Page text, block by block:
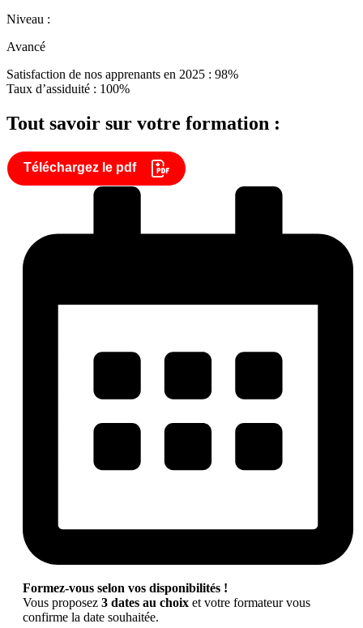
Niveau :
Avancé
Satisfaction de nos apprenants en 2025 : 98%
Taux d’assiduité : 100%
Tout savoir sur votre formation :
Téléchargez le pdf
Formez-vous selon vos disponibilités !
Vous proposez 3 dates au choix et votre formateur vous
confirme la date souhaitée.